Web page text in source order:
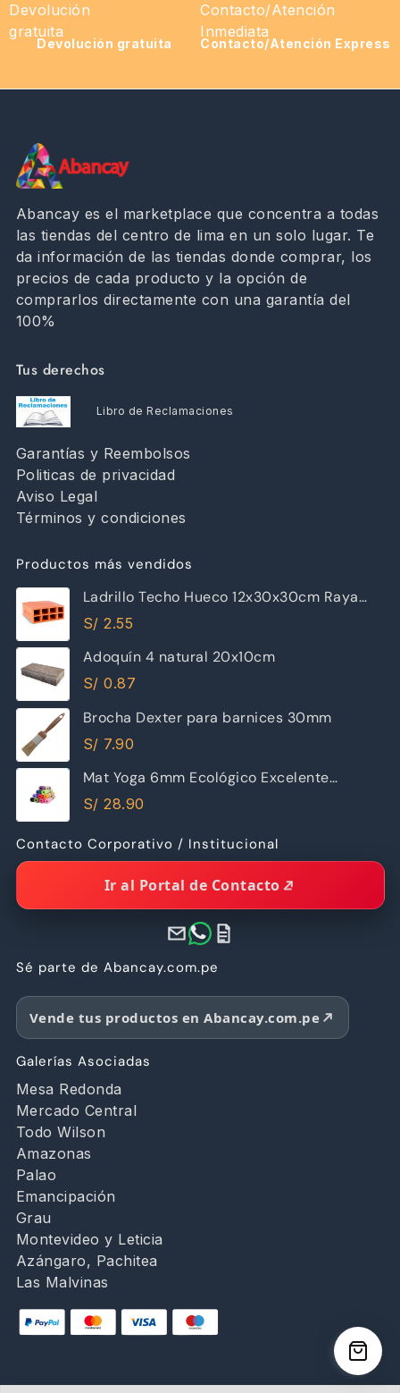
Devolución gratuita Contacto/Atención Express
Abancay es el marketplace que concentra a todas
las tiendas del centro de lima en un solo lugar. Te
da información de las tiendas donde comprar, los
precios de cada producto y la opción de
comprarlos directamente con una garantía del
100%
Tus derechos
Libro de Reclamaciones
Garantías y Reembolsos
Politicas de privacidad
Aviso Legal
Términos y condiciones
Productos más vendidos
Ladrillo Techo Hueco 12x30x30cm Raya
Piramide
S/ 2.55
Adoquín 4 natural 20x10cm
S/ 0.87
Brocha Dexter para barnices 30mm
S/ 7.90
Mat Yoga 6mm Ecológico Excelente
Calidad
S/ 28.90
Contacto Corporativo / Institucional
Ir al Portal de Contacto
Sé parte de Abancay.com.pe
Vende tus productos en Abancay.com.pe
Galerías Asociadas
Mesa Redonda
Mercado Central
Todo Wilson
Amazonas
Palao
Emancipación
Grau
Montevideo y Leticia
Azángaro, Pachitea
Las Malvinas